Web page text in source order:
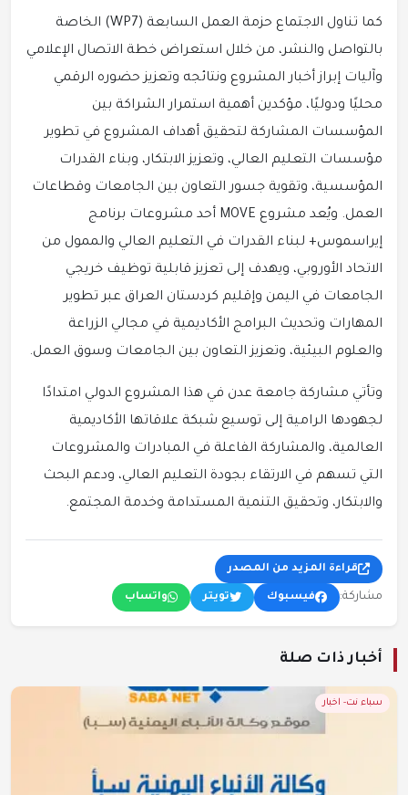
كما تناول الاجتماع حزمة العمل السابعة (WP7) الخاصة
بالتواصل والنشر، من خلال استعراض خطة الاتصال الإعلامي
وآليات إبراز أخبار المشروع ونتائجه وتعزيز حضوره الرقمي
محليًا ودوليًا، مؤكدين أهمية استمرار الشراكة بين
المؤسسات المشاركة لتحقيق أهداف المشروع في تطوير
مؤسسات التعليم العالي، وتعزيز الابتكار، وبناء القدرات
المؤسسية، وتقوية جسور التعاون بين الجامعات وقطاعات
العمل. ويُعد مشروع MOVE أحد مشروعات برنامج
إيراسموس+ لبناء القدرات في التعليم العالي والممول من
الاتحاد الأوروبي، ويهدف إلى تعزيز قابلية توظيف خريجي
الجامعات في اليمن وإقليم كردستان العراق عبر تطوير
المهارات وتحديث البرامج الأكاديمية في مجالي الزراعة
والعلوم البيئية، وتعزيز التعاون بين الجامعات وسوق العمل.
وتأتي مشاركة جامعة عدن في هذا المشروع الدولي امتدادًا
لجهودها الرامية إلى توسيع شبكة علاقاتها الأكاديمية
العالمية، والمشاركة الفاعلة في المبادرات والمشروعات
التي تسهم في الارتقاء بجودة التعليم العالي، ودعم البحث
والابتكار، وتحقيق التنمية المستدامة وخدمة المجتمع.
قراءة المزيد من المصدر
مشاركة: فيسبوك تويتر واتساب
أخبار ذات صلة
سباء نت- اخبار